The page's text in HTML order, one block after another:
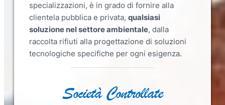
specializzazioni, è in grado di fornire alla
clientela pubblica e privata, qualsiasi
soluzione nel settore ambientale, dalla
raccolta rifiuti alla progettazione di soluzioni
tecnologiche specifiche per ogni esigenza.
Società Controllate